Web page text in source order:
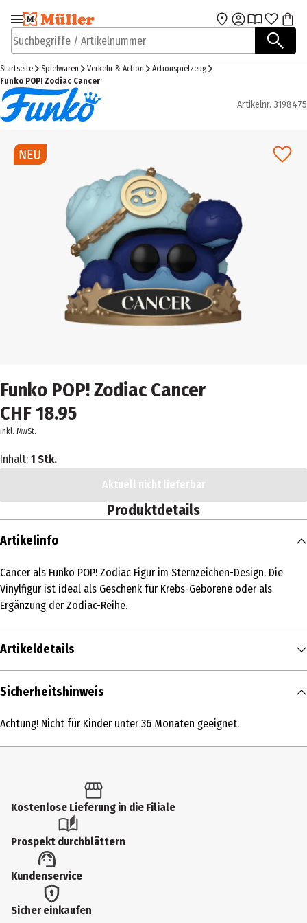
Zur Navigation
springen
Zum Hauptinhalt
Suchbegriffe / Artikelnummer
Startseite Spielwaren Verkehr & Action
Actionspielzeug
Funko POP! Zodiac Cancer
Artikelnr. 3198475
Funko POP! Zodiac Cancer
CHF 18.95
inkl. MwSt.
Inhalt: 1 Stk.
Aktuell nicht lieferbar
Produktdetails
Artikelinfo
Cancer als Funko POP! Zodiac Figur im Sternzeichen-Design. Die
Vinylfigur ist ideal als Geschenk für Krebs-Geborene oder als
Ergänzung der Zodiac-Reihe.
Artikeldetails
Inhalt
Produkttyp
6 Jahre
Artikelnummer des Herstellers
93192
Lizenz (spw)
Funko Others
Hersteller
Sicherheitshinweis
Achtung! Nicht für Kinder unter 36 Monaten geeignet.
Kostenlose Lieferung in die Filiale
Prospekt durchblättern
Kundenservice
Sicher einkaufen